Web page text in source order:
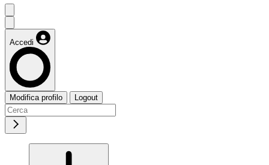
Accedi
Modifica profilo Logout